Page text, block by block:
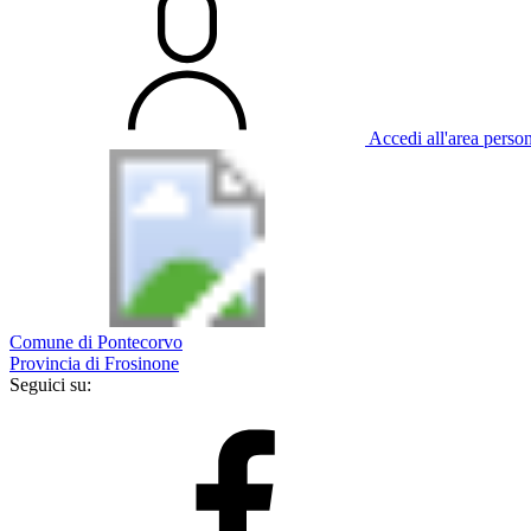
Accedi all'area
Comune di Pontecorvo
Provincia di Frosinone
Seguici su: